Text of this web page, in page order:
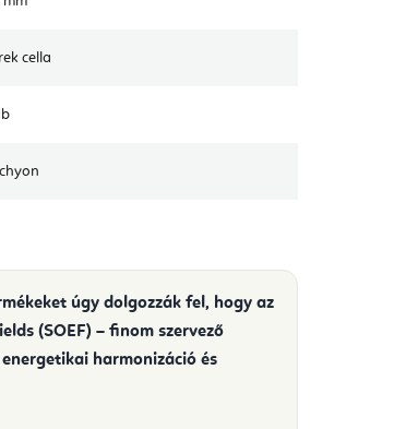
cella
úgy dolgozzák fel, hogy az
(SOEF) – finom szervező
harmonizáció és